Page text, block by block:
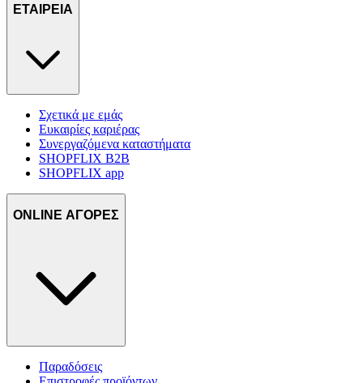
ΕΤΑΙΡΕΙΑ
Σχετικά με εμάς
Ευκαιρίες καριέρας
Συνεργαζόμενα καταστήματα
SHOPFLIX B2B
SHOPFLIX app
ONLINE ΑΓΟΡΕΣ
Παραδόσεις